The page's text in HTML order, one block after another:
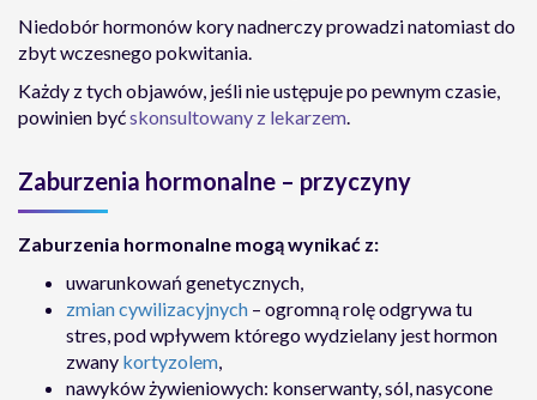
Niedobór hormonów kory nadnerczy prowadzi natomiast do
zbyt wczesnego pokwitania.
Każdy z tych objawów, jeśli nie ustępuje po pewnym czasie,
powinien byćskonsultowany z lekarzem.
Zaburzenia hormonalne – przyczyny
Zaburzenia hormonalne mogą wynikać z:
uwarunkowań genetycznych,
zmian cywilizacyjnych – ogromną rolę odgrywa tu
stres, pod wpływem którego wydzielany jest hormon
zwany kortyzolem,
nawyków żywieniowych: konserwanty, sól, nasycone